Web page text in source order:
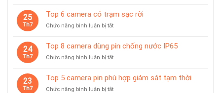
chuyên
cho
vàng
camera
pin
giá
từ
tiện
25
Th7
Top 6 camera có trạm sạc rời
Chức năng bình luận bị tắtở
6
camera
có
sạc
24
Th7
Top 8 camera dùng pin chống nước IP65
Chức năng bình luận bị tắtở
8
camera
dùng
23
Th7
Top 5 camera pin phù hợp giám sát tạm thời
Chức năng bình luận bị tắtở